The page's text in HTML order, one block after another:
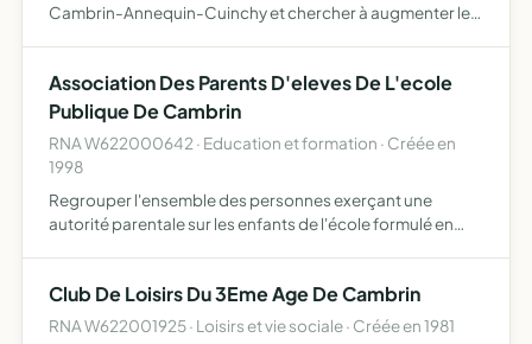
Cambrin-Annequin-Cuinchy et chercher à augmenter le
Association Des Parents D'eleves De L'ecole
Publique De Cambrin
RNA W622000642 · Education et formation · Créée en
1998
Regrouper l'ensemble des personnes exerçant une
autorité parentale sur les enfants de l'école formulé en
paren…
Club De Loisirs Du 3Eme Age De Cambrin
RNA W622001925 · Loisirs et vie sociale · Créée en 1981